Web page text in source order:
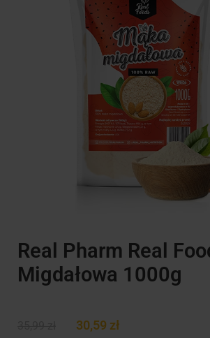
Real Pharm Real
Migdałowa 1000g
30,59 zł